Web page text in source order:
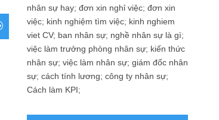
nhân sự hay; đơn xin nghỉ việc; đơn xin
việc; kinh nghiệm tìm việc; kinh nghiem
viet CV; ban nhân sự; nghề nhân sự là gì;
việc làm trưởng phòng nhân sự; kiến thức
nhân sự; việc làm nhân sự; giám đốc nhân
sự; cách tính lương; công ty nhân sự;
Cách làm KPI;